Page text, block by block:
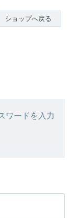
ショップへ戻る
ワードを入力